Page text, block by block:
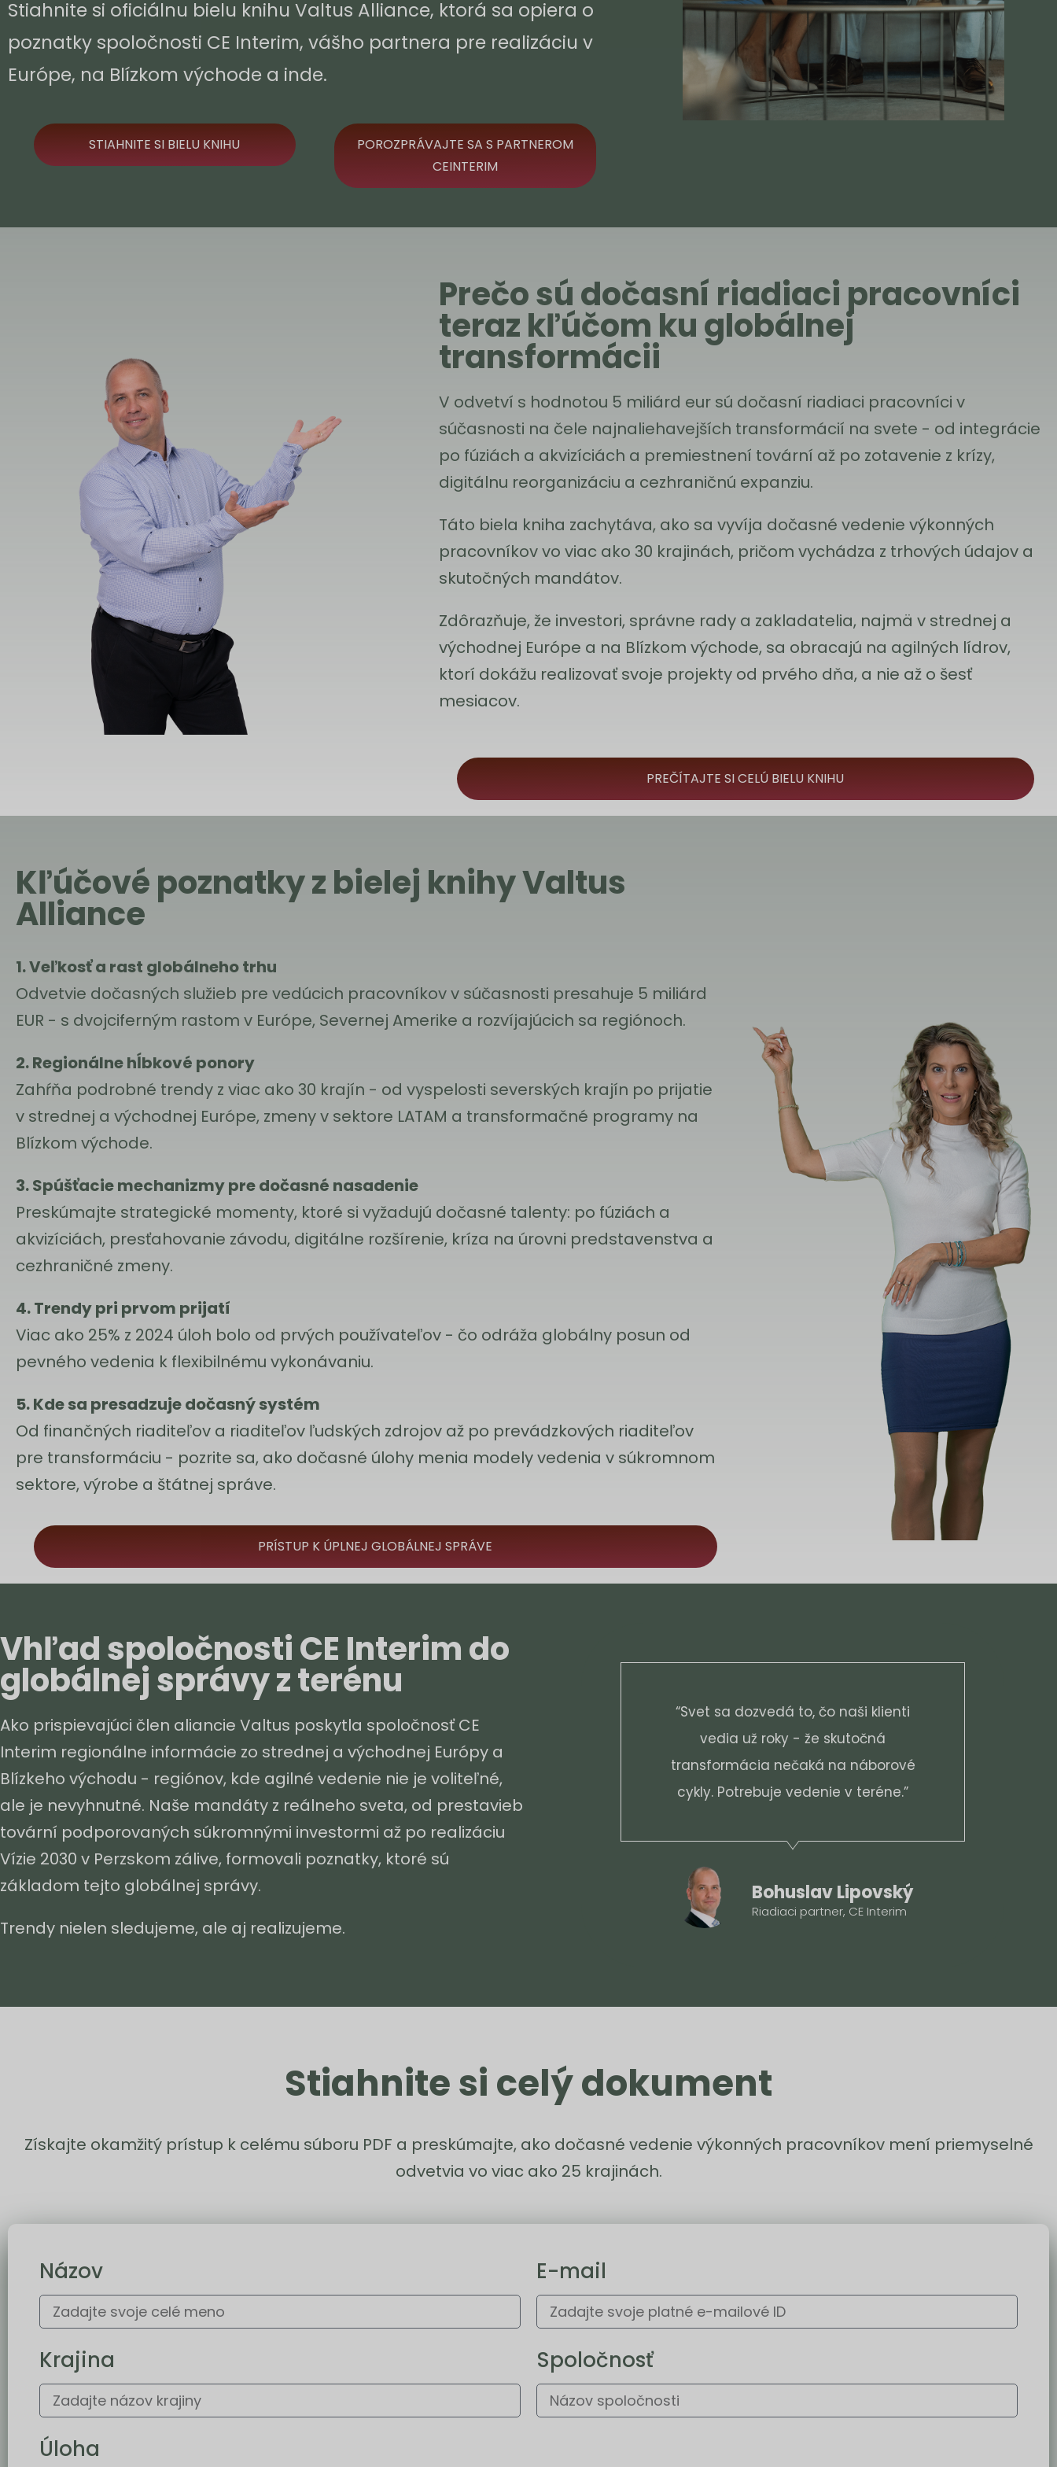
Stiahnite si oficiálnu bielu knihu Valtus Alliance, ktorá sa opiera o
poznatky spoločnosti CE Interim, vášho partnera pre realizáciu v
Európe, na Blízkom východe a inde.
STIAHNITE SI BIELU KNIHU
POROZPRÁVAJTE SA S PARTNEROM
CEINTERIM
Prečo sú dočasní riadiaci pracovníci
teraz kľúčom ku globálnej
transformácii
V odvetví s hodnotou 5 miliárd eur sú dočasní riadiaci pracovníci v
súčasnosti na čele najnaliehavejších transformácií na svete - od integrácie
po fúziách a akvizíciách a premiestnení tovární až po zotavenie z krízy,
digitálnu reorganizáciu a cezhraničnú expanziu.
Táto biela kniha zachytáva, ako sa vyvíja dočasné vedenie výkonných
pracovníkov vo viac ako 30 krajinách, pričom vychádza z trhových údajov a
skutočných mandátov.
Zdôrazňuje, že investori, správne rady a zakladatelia, najmä v strednej a
východnej Európe a na Blízkom východe, sa obracajú na agilných lídrov,
ktorí dokážu realizovať svoje projekty od prvého dňa, a nie až o šesť
mesiacov.
PREČÍTAJTE SI CELÚ BIELU KNIHU
Kľúčové poznatky z bielej knihy Valtus
Alliance
1. Veľkosť a rast globálneho trhu
Odvetvie dočasných služieb pre vedúcich pracovníkov v súčasnosti presahuje 5 miliárd
EUR - s dvojciferným rastom v Európe, Severnej Amerike a rozvíjajúcich sa regiónoch.
2. Regionálne hĺbkové ponory
Zahŕňa podrobné trendy z viac ako 30 krajín - od vyspelosti severských krajín po prijatie
v strednej a východnej Európe, zmeny v sektore LATAM a transformačné programy na
Blízkom východe.
3. Spúšťacie mechanizmy pre dočasné nasadenie
Preskúmajte strategické momenty, ktoré si vyžadujú dočasné talenty: po fúziách a
akvizíciách, presťahovanie závodu, digitálne rozšírenie, kríza na úrovni predstavenstva a
cezhraničné zmeny.
4. Trendy pri prvom prijatí
Viac ako 25% z 2024 úloh bolo od prvých používateľov - čo odráža globálny posun od
pevného vedenia k flexibilnému vykonávaniu.
5. Kde sa presadzuje dočasný systém
Od finančných riaditeľov a riaditeľov ľudských zdrojov až po prevádzkových riaditeľov
pre transformáciu - pozrite sa, ako dočasné úlohy menia modely vedenia v súkromnom
sektore, výrobe a štátnej správe.
PRÍSTUP K ÚPLNEJ GLOBÁLNEJ SPRÁVE
Vhľad spoločnosti CE Interim do
globálnej správy z terénu
Ako prispievajúci člen aliancie Valtus poskytla spoločnosť CE
Interim regionálne informácie zo strednej a východnej Európy a
Blízkeho východu - regiónov, kde agilné vedenie nie je voliteľné,
ale je nevyhnutné. Naše mandáty z reálneho sveta, od prestavieb
tovární podporovaných súkromnými investormi až po realizáciu
Vízie 2030 v Perzskom zálive, formovali poznatky, ktoré sú
základom tejto globálnej správy.
Trendy nielen sledujeme, ale aj realizujeme.
“Svet sa dozvedá to, čo naši klienti
vedia už roky - že skutočná
transformácia nečaká na náborové
cykly. Potrebuje vedenie v teréne.”
Bohuslav Lipovský
Riadiaci partner, CE Interim
Stiahnite si celý dokument
Získajte okamžitý prístup k celému súboru PDF a preskúmajte, ako dočasné vedenie výkonných pracovníkov mení priemyselné
odvetvia vo viac ako 25 krajinách.
Názov E-mail
Krajina Spoločnosť
Úloha